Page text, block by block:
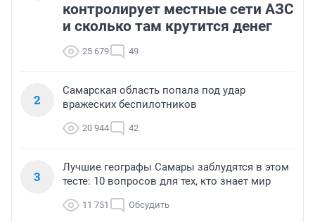
контролирует местные сети АЗС
и сколько там крутится денег
25 679 49
2
Самарская область попала под удар
вражеских беспилотников
20 944 42
3
Лучшие географы Самары заблудятся в этом
тесте: 10 вопросов для тех, кто знает мир
11 751 Обсудить